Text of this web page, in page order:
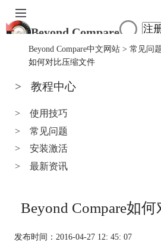
Beyond Compare
首页
服务中心
Beyond Compare中文网站> 常见问
如何对比压缩文件
> 教程中心
>
使用技巧
>
常见问题
>
安装激活
>
最新资讯
Beyond Compare如
发布时间：2016-04-27 12: 45: 07